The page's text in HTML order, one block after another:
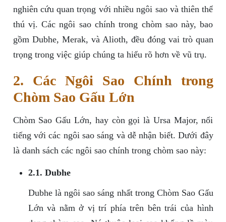
nghiên cứu quan trọng với nhiều ngôi sao và thiên thể
thú vị. Các ngôi sao chính trong chòm sao này, bao
gồm Dubhe, Merak, và Alioth, đều đóng vai trò quan
trọng trong việc giúp chúng ta hiểu rõ hơn về vũ trụ.
2. Các Ngôi Sao Chính trong
Chòm Sao Gấu Lớn
Chòm Sao Gấu Lớn, hay còn gọi là Ursa Major, nổi
tiếng với các ngôi sao sáng và dễ nhận biết. Dưới đây
là danh sách các ngôi sao chính trong chòm sao này:
2.1. Dubhe
Dubhe là ngôi sao sáng nhất trong Chòm Sao Gấu
Lớn và nằm ở vị trí phía trên bên trái của hình